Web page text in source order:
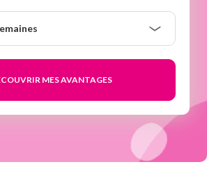
semaines